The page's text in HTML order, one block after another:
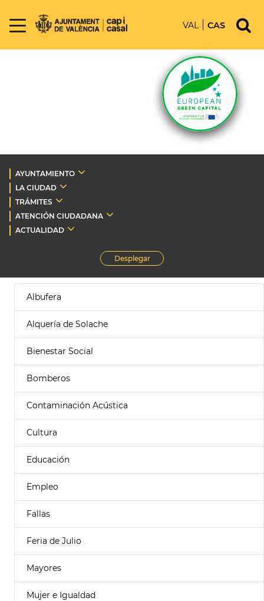
VAL CAS
AYUNTAMIENTO
LA CIUDAD
TRÁMITES
ATENCIÓN CIUDADANA
ACTUALIDAD
Desplegar
Albufera
Alquería de Solache
Bienestar Social
Bomberos
Contaminación Acústica
Cultura
Educación
Empleo
Fallas
Feria de Julio
Mayores
Mujer e Igualdad